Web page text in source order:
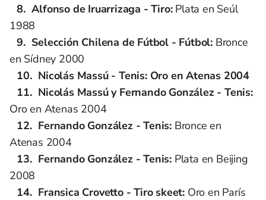
Alfonso de Iruarrizaga - Tiro: Plata en Seúl
1988
Selección Chilena de Fútbol - Fútbol: Bronce
en Sídney 2000
Nicolás Massú - Tenis: Oro en Atenas 2004
Nicolás Massú y Fernando González - Tenis:
Oro en Atenas 2004
Fernando González - Tenis: Bronce en
Atenas 2004
Fernando González - Tenis: Plata en Beijing
2008
Fransica Crovetto - Tiro skeet: Oro en París